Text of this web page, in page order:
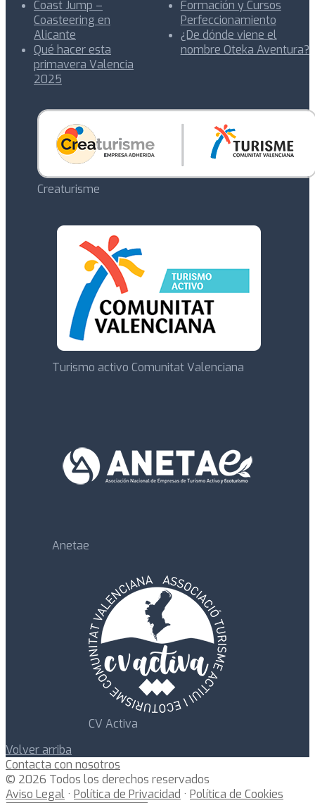
Coast Jump –
Coasteering en
Alicante
Qué hacer esta
primavera Valencia
2025
Formación y Cursos
Perfeccionamiento
¿De dónde viene el
nombre Oteka Aventura?
Creaturisme
Turismo activo Comunitat Valenciana
Anetae
CV Activa
Volver arriba
Contacta con nosotros
© 2026 Todos los derechos reservados
Aviso Legal · Política de Privacidad · Política de Cookies